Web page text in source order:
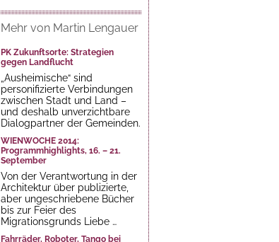
Mehr von Martin Lengauer
PK Zukunftsorte: Strategien
gegen Landflucht
„Ausheimische“ sind
personifizierte Verbindungen
zwischen Stadt und Land –
und deshalb unverzichtbare
Dialogpartner der Gemeinden.
WIENWOCHE 2014:
Programmhighlights, 16. – 21.
September
Von der Verantwortung in der
Architektur über publizierte,
aber ungeschriebene Bücher
bis zur Feier des
Migrationsgrunds Liebe …
Fahrräder, Roboter, Tango bei